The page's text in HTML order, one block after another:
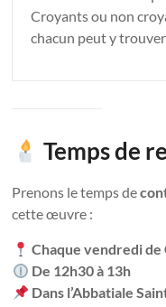
Croyants ou non
chacun peut y
Temps de
Prenons le temps de
cette œuvre :
Chaque vendredi de
De 12h30 à 13h
Dans l’Abbatiale